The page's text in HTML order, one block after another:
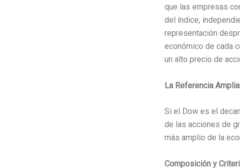
que las empresas
del índice,
representación
económico de cada
un alto precio de
La Referencia
Si el Dow es el
de las acciones de
más amplio de la
Composición y